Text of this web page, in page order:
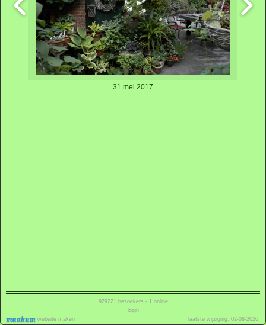
31 mei 2017
website maken
929221bezoekers - 1 online
login
laatste wijziging: 02-08-2026